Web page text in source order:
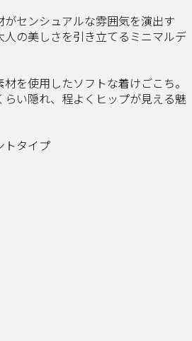
センシュアルな雰囲気を演出す
人の美しさを引き立てるミニマルデ
を使用したソフトな着けごこち。
らい隠れ、程よくヒップが見える魅
トタイプ